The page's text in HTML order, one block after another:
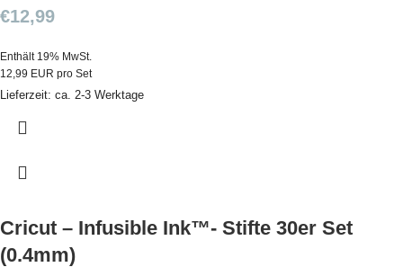
€12,99
Enthält 19% MwSt.
12,99 EUR pro Set
Lieferzeit: ca. 2-3 Werktage
Cricut – Infusible Ink™- Stifte 30er Set
(0.4mm)